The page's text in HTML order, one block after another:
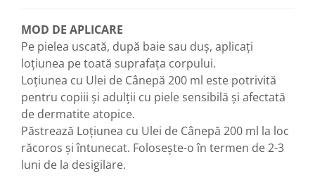
Insomnie
Insuficiență cardiacă
Laringospasm
Leucoree
Memorie
Menopauza
Meteorism
MOD DE APLICARE
Pe pielea uscată, după baie sau duș, aplicaţi
loțiunea pe toată suprafața corpului.
Loţiunea cu Ulei de Cânepă 200 ml este potrivită
pentru copiii şi adulţii cu piele sensibilă şi afectată
de dermatite atopice.
Păstrează Loţiunea cu Ulei de Cânepă 200 ml la loc
răcoros şi întunecat. Foloseşte-o în termen de 2-3
luni de la desigilare.